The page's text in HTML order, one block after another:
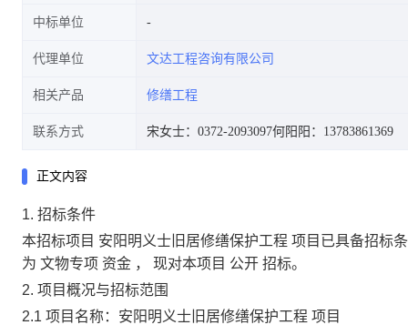
中标单位
代理单位 文达工程咨询有限公司
相关产品 修缮工程
联系方式 宋女士：0372-2093097何阳阳：13783861369
正文内容
1. 招标条件
本招标项目 安阳明义士旧居修缮保护工程 项目已具备招标
为 文物专项 资金 ， 现对本项目 公开 招标。
2. 项目概况与招标范围
2.1 项目名称：安阳明义士旧居修缮保护工程 项目